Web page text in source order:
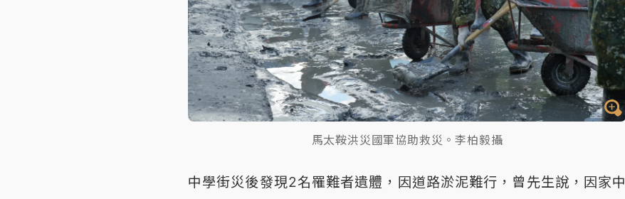
馬太鞍洪災國軍協助救災。李柏毅攝
中學街災後發現2名罹難者遺體，因道路淤泥難行，曾先生說，因家中